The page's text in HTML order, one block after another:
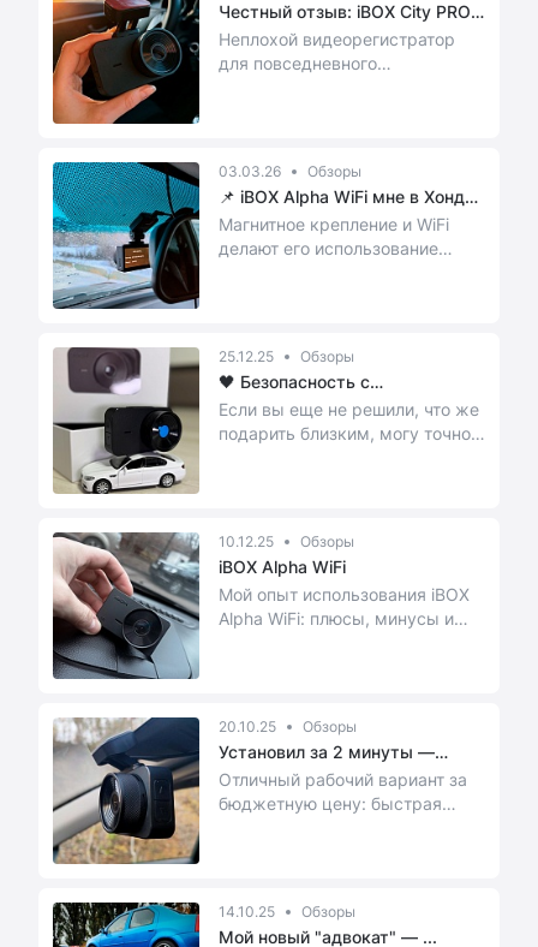
Честный отзыв: iBOX City PRO
пок...
Неплохой видеорегистратор
для повседневного
03.03.26 Обзоры
📌 iBOX Alpha WiFi мне в Хонду:
...
Магнитное крепление и WiFi
делают его использование
25.12.25 Обзоры
🖤 Безопасность с
регистратором ...
Если вы еще не решили, что же
подарить близким, могу точно
10.12.25 Обзоры
iBOX Alpha WiFi
Мой опыт использования iBOX
Alpha WiFi: плюсы, минусы и
20.10.25 Обзоры
Установил за 2 минуты —
впечатле...
Отличный рабочий вариант за
бюджетную цену: быстрая
14.10.25 Обзоры
Мой новый "адвокат" — ...